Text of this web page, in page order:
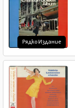
Рядко Издание